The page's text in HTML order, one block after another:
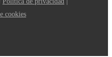
cookies